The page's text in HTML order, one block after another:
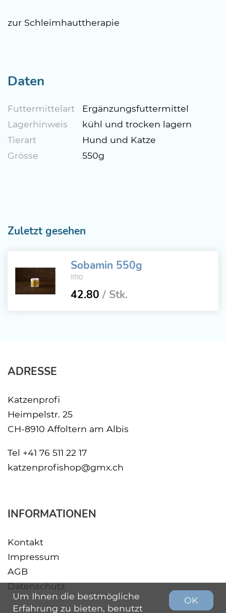
zur Schleimhauttherapie
Daten
Futtermittelart
Ergänzungsfuttermittel
Lagerhinweis
kühl und trocken lagern
Tierart
Hund und Katze
Grösse
550g
Zuletzt gesehen
Sobamin 550g
11110
42.80 / Stk.
ADRESSE
Katzenprofi
Heimpelstr. 25
CH-8910 Affoltern am Albis
Tel +41 76 511 22 17
katzenprofishop@gmx.ch
INFORMATIONEN
Kontakt
Impressum
AGB
Datenschutz
OK
Um Ihnen die bestmögliche
Erfahrung zu bieten, benutzt